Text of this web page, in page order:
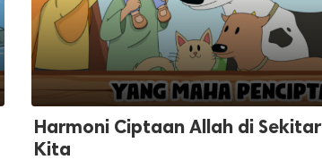
Harmoni Ciptaan Allah di Sekitar
Kita